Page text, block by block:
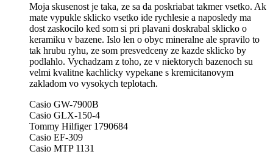
Moja skusenost je taka, ze sa da poskriabat takmer vsetko. Ak
mate vypukle sklicko vsetko ide rychlesie a naposledy ma
dost zaskocilo ked som si pri plavani doskrabal sklicko o
keramiku v bazene. Islo len o obyc mineralne ale spravilo to
tak hrubu ryhu, ze som presvedceny ze kazde sklicko by
podlahlo. Vychadzam z toho, ze v niektorych bazenoch su
velmi kvalitne kachlicky vypekane s kremicitanovym
zakladom vo vysokych teplotach.
Casio GW-7900B
Casio GLX-150-4
Tommy Hilfiger 1790684
Casio EF-309
Casio MTP 1131